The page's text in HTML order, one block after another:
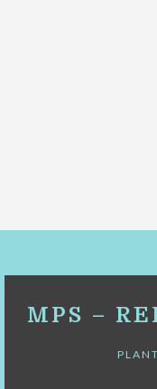
MPS –